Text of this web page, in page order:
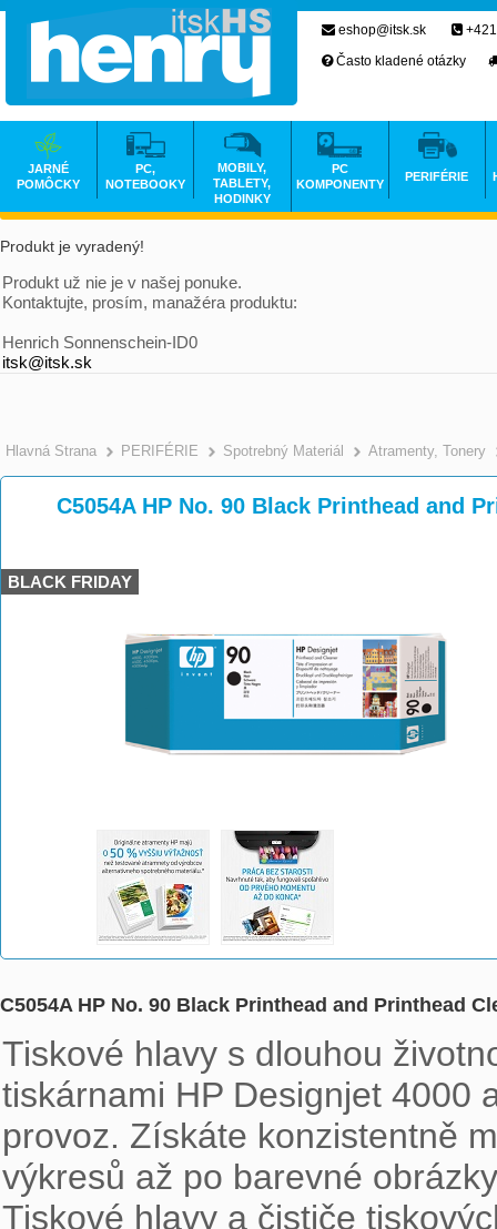
Produkt je vyradený!
Produkt už nie je v našej ponuke.
Kontaktujte, prosím, manažéra produktu:
Henrich Sonnenschein-ID0
itsk@itsk.sk
Hlavná Strana >
PERIFÉRIE >
Spotrebný Materiál >
Atramenty, Tonery
C5054A HP No. 90 Black Printhead and
BLACK FRIDAY
C5054A HP No. 90 Black Printhead and Printhead
Tiskové hlavy s dlouhou
tiskárnami HP Designjet 4000
provoz. Získáte konzistentně
výkresů až po barevné
Tiskové hlavy a čističe
eshop@itsk.sk
Často kladené otázky
JARNÉ
POMÔCKY
PC,
NOTEBOOKY
MOBILY,
TABLETY,
HODINKY
PC
KOMPONENTY
PERIFÉRIE